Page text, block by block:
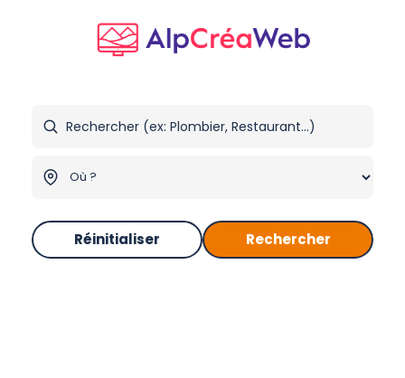
Réinitialiser Rechercher